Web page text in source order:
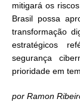
mitigará os
Brasil possa
transformação
estratégicos
segurança
prioridade em
por Ramon